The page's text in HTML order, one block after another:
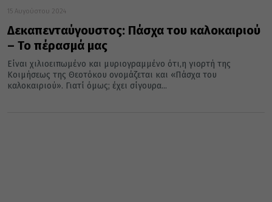
15 Αυγούστου 2024
Δεκαπενταύγουστος: Πάσχα του καλοκαιριού
– Το πέρασμά μας
Είναι χιλιοειπωμένο και μυριογραμμένο ότι,η γιορτή της
Κοιμήσεως της Θεοτόκου ονομάζεται και «Πάσχα του
καλοκαιριού». Γιατί όμως; έχει σίγουρα...